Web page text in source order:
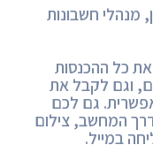
מנהלי חשבונות
כל ההכנסות
וגם לקבל את
גם לכם
המחשב, צילום
במייל.